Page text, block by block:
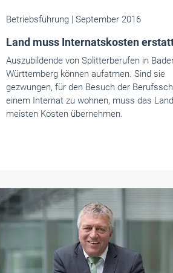
Betriebsführung | September 2016
Land muss Internatskosten
Auszubildende von Splitterberufen in
Württemberg können aufatmen. Sind sie
gezwungen, für den Besuch der
einem Internat zu wohnen, muss das
meisten Kosten übernehmen.